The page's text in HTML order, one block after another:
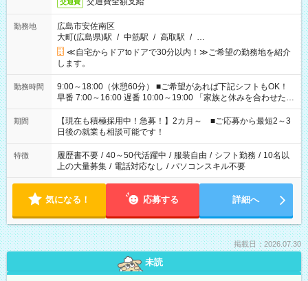
交通費
勤務地
広島市安佐南区
大町(広島県)駅 / 中筋駅 / 高取駅 / …
≪自宅からドアtoドアで30分以内！≫ご希望の勤務地を紹介
します。
勤務時間
9:00～18:00（休憩60分） ■ご希望があれば下記シフトもOK！
早番 7:00～16:00 遅番 10:00～19:00 「家族と休みを合わせた
い」 「余裕を持って夕飯の準備がしたい」 「できれば残業はし
たくない」 など、ご希望を教えてくださいね。 ※Wワーク希望
の方へ 今ご覧のお仕事で希望する勤務時間と、もう1つのお仕事
の勤務時間。 合計で週40時間を超える場合は応募できません。
期間
【現在も積極採用中！急募！】2カ月～ ■ご応募から最短2～3
日後の就業も相談可能です！
特徴 履歴書不要 / 40～50代活躍中 / 服装自由 / シフト勤務 / 10名以
上の大量募集 / 電話対応なし / パソコンスキル不要
気になる！ 応募する 詳細へ
掲載日：2026.07.30
未読